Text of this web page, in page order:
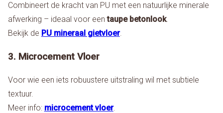
Combineert de kracht van PU met een natuurlijke minerale
afwerking – ideaal voor eentaupe betonlook.
Bekijk de PU mineraal gietvloer.
3. Microcement Vloer
Voor wie een iets robuustere uitstraling wil met subtiele
textuur.
Meer info: microcement vloer.